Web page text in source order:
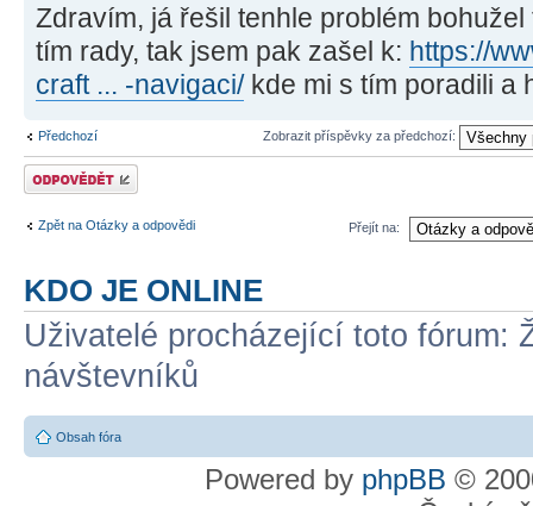
Zdravím, já řešil tenhle problém
tím rady, tak jsem pak zašel k: https://
craft ... -navigaci/kde mi s tím poradili a
Předchozí Zobrazit příspěvky za předchozí:
Odeslat odpověď
Zpět na Otázky a odpovědi Přejít na:
KDO JE ONLINE
Uživatelé procházející toto fórum:
návštevníků
Obsah fóra
Powered by phpBB ©